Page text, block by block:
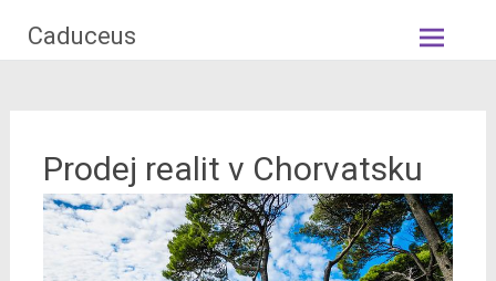
Caduceus
Skip
to
Prodej realit v Chorvatsku